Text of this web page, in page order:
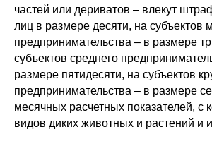
частей или дериватов – влекут
лиц в размере десяти, на субъектов
предпринимательства – в размере
субъектов среднего
размере пятидесяти, на субъектов
предпринимательства – в размере
месячных расчетных показателей, с
видов диких животных и растений и